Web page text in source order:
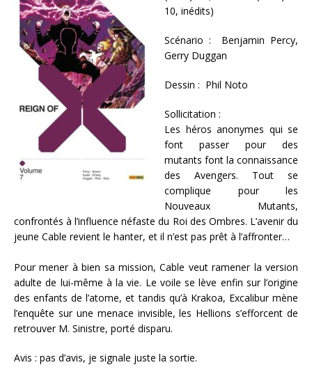
10, inédits)
Scénario : Benjamin Percy,
Gerry Duggan
Dessin : Phil Noto
Sollicitation :
Les héros anonymes qui se
font passer pour des
mutants font la connaissance
des Avengers. Tout se
complique pour les
Nouveaux Mutants,
confrontés à l’influence néfaste du Roi des Ombres. L’avenir du
jeune Cable revient le hanter, et il n’est pas prêt à l’affronter…
Pour mener à bien sa mission, Cable veut ramener la version
adulte de lui-même à la vie. Le voile se lève enfin sur l’origine
des enfants de l’atome, et tandis qu’à Krakoa, Excalibur mène
l’enquête sur une menace invisible, les Hellions s’efforcent de
retrouver M. Sinistre, porté disparu.
Avis : pas d’avis, je signale juste la sortie.